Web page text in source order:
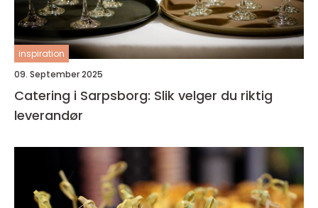
inspiration
09. September 2025
Catering i Sarpsborg: Slik velger du riktig
leverandør